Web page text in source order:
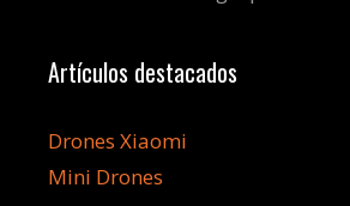
Artículos destacados
Drones Xiaomi
Mini Drones